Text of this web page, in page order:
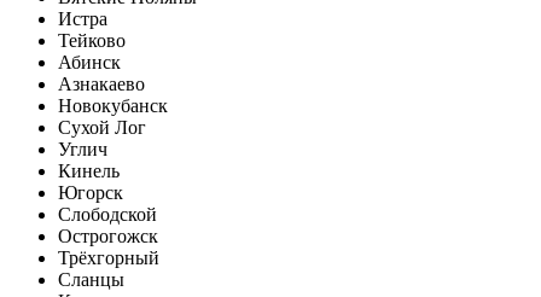
Истра
Тейково
Абинск
Азнакаево
Новокубанск
Сухой Лог
Углич
Кинель
Югорск
Слободской
Острогожск
Трёхгорный
Сланцы